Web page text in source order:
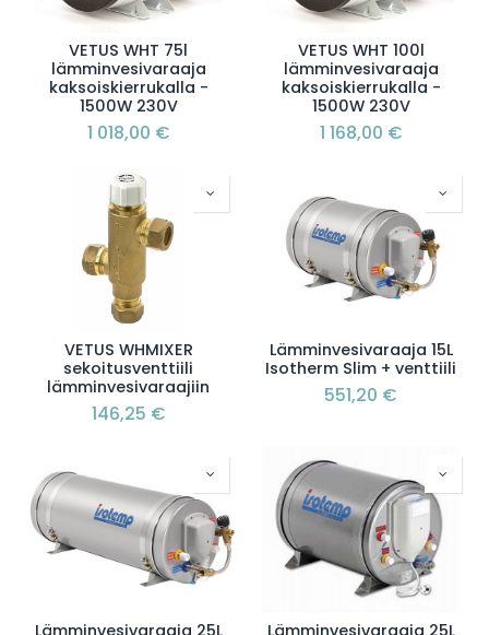
VETUS WHT 75l
lämminvesivaraaja
kaksoiskierrukalla -
1500W 230V
1 018,00 €
VETUS WHT 100l
lämminvesivaraaja
kaksoiskierrukalla -
1500W 230V
1 168,00 €
VETUS WHMIXER
sekoitusventtiili
lämminvesivaraajiin
146,25 €
Lämminvesivaraaja 15L
Isotherm Slim + venttiili
551,20 €
Lämminvesivaraaja 25L
Lämminvesivaraaja 25L